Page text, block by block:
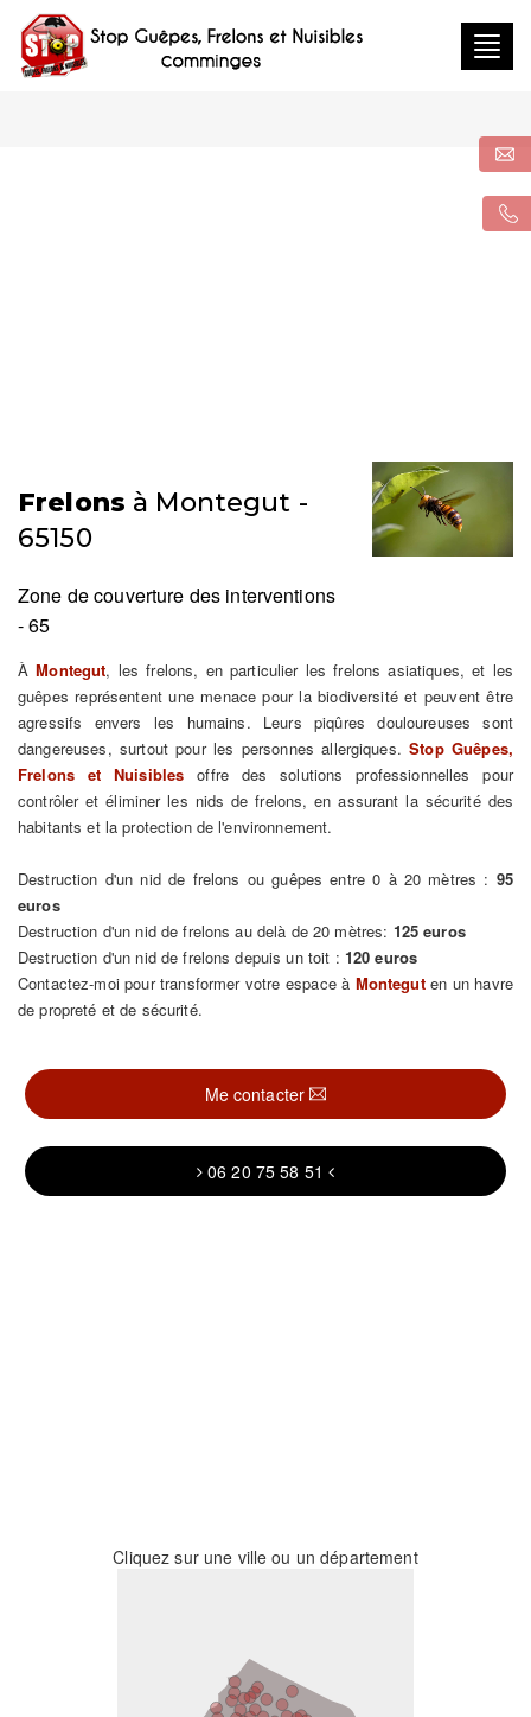
Frelons à Montegut -
65150
Zone de couverture des interventions
- 65
ÀMontegut, les frelons, en particulier les frelons asiatiques, et les
guêpes représentent une menace pour la biodiversité et peuvent être
agressifs envers les humains. Leurs piqûres douloureuses sont
dangereuses, surtout pour les personnes allergiques.Stop Guêpes,
Frelons et Nuisibles offre des solutions professionnelles pour
contrôler et éliminer les nids de frelons, en assurant la sécurité des
habitants et la protection de l'environnement.
Destruction d'un nid de frelons ou guêpes entre 0 à 20 mètres : 95
euros
Destruction d'un nid de frelons au delà de 20 mètres: 125 euros
Destruction d'un nid de frelons depuis un toit : 120 euros
Contactez-moi pour transformer votre espace à Monteguten un havre
de propreté et de sécurité.
Me contacter
06 20 75 58 51
Cliquez sur une ville ou un département